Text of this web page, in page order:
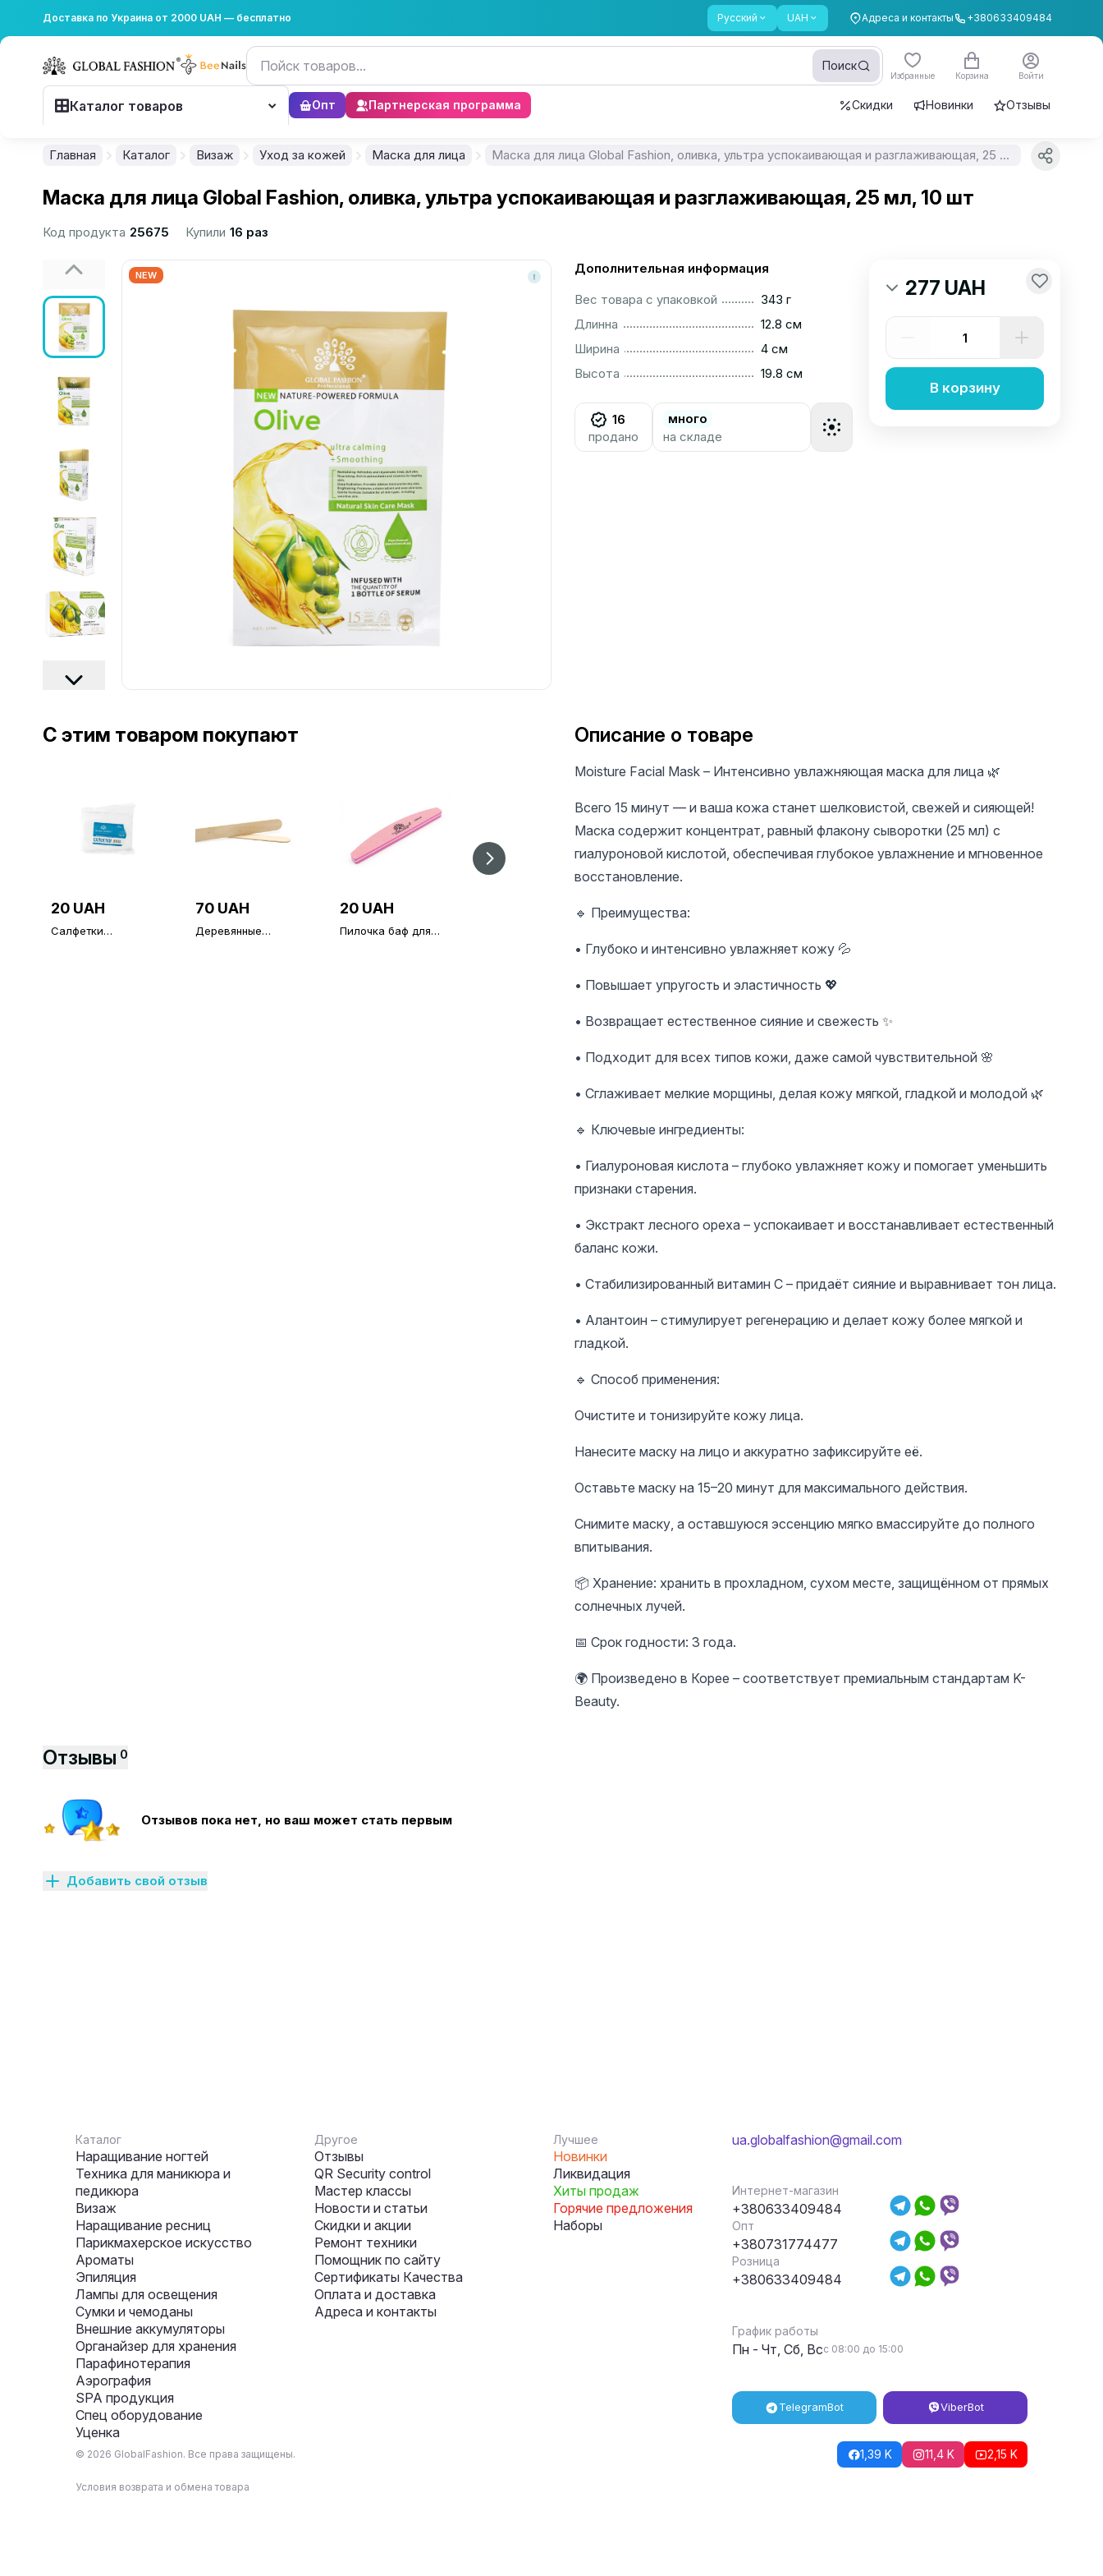
Доставка по Украина от 2000 UAH — бесплатно Русский UAH Адреса и контакты +380633409484
Поиск
Избранные Корзина Войти
Каталог товаров Опт Партнерская программа Скидки Новинки Отзывы
Главная Каталог Визаж Уход за кожей Маска для лица Маска для лица Global Fashion, оливка, ультра успокаивающая и разглаживающая, 25 мл, 10 шт
Маска для лица Global Fashion, оливка, ультра успокаивающая и разглаживающая, 25 мл, 10 шт
Код продукта 25675 Купили 16 раз
NEW
Дополнительная информация
Вес товара с упаковкой
...................................................................................................................................................................................................................................... 343 г
Длинна
...................................................................................................................................................................................................................................... 12.8 см
Ширина
...................................................................................................................................................................................................................................... 4 см
Высота
...................................................................................................................................................................................................................................... 19.8 см
16
продано
много
на складе
277 UAH
В корзину
С этим товаром покупают
20 UAH
Салфетки
70 UAH
Деревянные
20 UAH
Пилочка баф для
20 UAH
white
салфетки Bee Nails
1000 шт, белые
Описание о товаре
Moisture Facial Mask – Интенсивно увлажняющая маска для лица 🌿
Всего 15 минут — и ваша кожа станет шелковистой, свежей и сияющей!
Маска содержит концентрат, равный флакону сыворотки (25 мл) с
гиалуроновой кислотой, обеспечивая глубокое увлажнение и мгновенное
восстановление.
🔹 Преимущества:
• Глубоко и интенсивно увлажняет кожу 💦
• Повышает упругость и эластичность 💖
• Возвращает естественное сияние и свежесть ✨
• Подходит для всех типов кожи, даже самой чувствительной 🌸
• Сглаживает мелкие морщины, делая кожу мягкой, гладкой и молодой 🌿
🔹 Ключевые ингредиенты:
• Гиалуроновая кислота – глубоко увлажняет кожу и помогает уменьшить
признаки старения.
• Экстракт лесного ореха – успокаивает и восстанавливает естественный
баланс кожи.
• Стабилизированный витамин C – придаёт сияние и выравнивает тон лица.
• Алантоин – стимулирует регенерацию и делает кожу более мягкой и
гладкой.
🔹 Способ применения:
Очистите и тонизируйте кожу лица.
Нанесите маску на лицо и аккуратно зафиксируйте её.
Оставьте маску на 15–20 минут для максимального действия.
Снимите маску, а оставшуюся эссенцию мягко вмассируйте до полного
впитывания.
📦 Хранение: хранить в прохладном, сухом месте, защищённом от прямых
солнечных лучей.
📅 Срок годности: 3 года.
🌍 Произведено в Корее – соответствует премиальным стандартам K-
Beauty.
Отзывы 0
Отзывов пока нет, но ваш может стать первым
Добавить свой отзыв
Каталог
Наращивание ногтей
Техника для маникюра и
педикюра
Визаж
Наращивание ресниц
Парикмахерское искусство
Ароматы
Эпиляция
Лампы для освещения
Сумки и чемоданы
Внешние аккумуляторы
Органайзер для хранения
Парафинотерапия
Аэрография
SPA продукция
Спец оборудование
Уценка
Другое
Отзывы
QR Security control
Мастер классы
Новости и статьи
Скидки и акции
Ремонт техники
Помощник по сайту
Сертификаты Качества
Оплата и доставка
Адреса и контакты
Лучшее
Новинки
Ликвидация
Хиты продаж
Горячие предложения
Наборы
ua.globalfashion@gmail.com
Интернет-магазин
+380633409484
Опт
+380731774477
Розница
+380633409484
График работы
Пн - Чт, Сб, Всс 08:00 до 15:00
TelegramBot ViberBot
© 2026 GlobalFashion. Все права защищены. 1,39 K 11,4 K 2,15 K
Условия возврата и обмена товара